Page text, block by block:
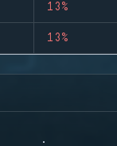
13%
13%